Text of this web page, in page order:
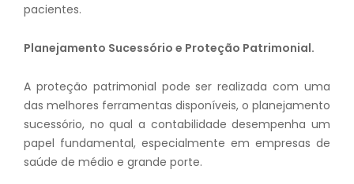
pacientes.
Planejamento Sucessório e Proteção Patrimonial.
A proteção patrimonial pode ser realizada com uma
das melhores ferramentas disponíveis, o planejamento
sucessório, no qual a contabilidade desempenha um
papel fundamental, especialmente em empresas de
saúde de médio e grande porte.